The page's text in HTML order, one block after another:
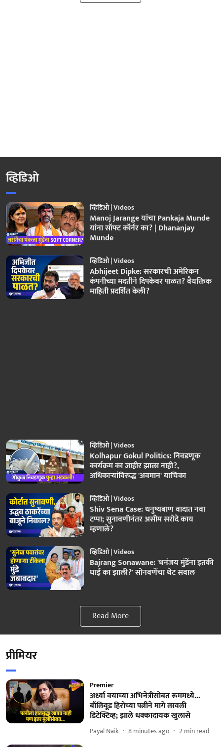
व्हिडिओ
व्हिडिओ | Videos
Manoj Jarange यांचा Pankaja Munde
यांना सॉफ्ट कॉर्नर का? | Dhananjay
Munde
व्हिडिओ | Videos
Abhijeet Dipke: सरकारची अमेरिकन
कंपनीच्या मदतीने दिपकेवर पाळत? वैयक्तिक
माहिती प्रदर्शित केली?
व्हिडिओ | Videos
Kolhapur Gokul Politics: निवडणूक
कार्यक्रम का जाहीर झाला नाही?,
अधिकाऱ्यांविरुद्ध 'अवमान' याचिका
व्हिडिओ | Videos
Shiv Sena Case: धनुष्यबाण वादात नवा
टप्पा; सुनावणीनंतर असीम सरोदे काय
म्हणाले?
व्हिडिओ | Videos
Bajrang Sonawane: 'धनंजय मुंडेंना इतकी
घाई का झाली?' सोनवणेंचा थेट सवाल
Read More
प्रीमियर
Premier
अर्ध्या वयाच्या अभिनेत्रींसोबत रूममध्ये...
बॉलिवूड हिरोच्या पत्नीने मागे लावली
डिटेक्टिव्ह; झाले धक्कादायक खुलासे
Payal Naik 8 minutes ago 2min read